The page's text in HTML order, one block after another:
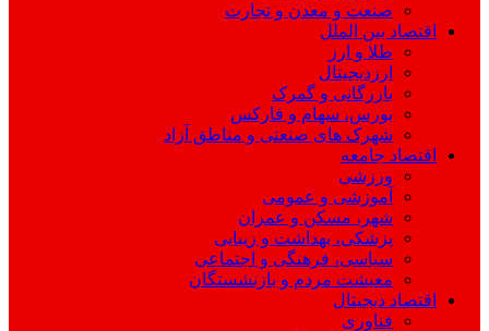
صنعت و معدن و تجارت
اقتصاد بین الملل
طلا و ارز
ارزدیجیتال
بازرگانی و گمرک
بورس، سهام و فارکس
شهرک های صنعتی و مناطق آزاد
اقتصاد جامعه
ورزشی
آموزشی و عمومی
شهر، مسکن و عمران
پزشکی، بهداشت و زیبایی
سیاسی، فرهنگی و اجتماعی
معیشت مردم و بازنشستگان
اقتصاد دیجیتال
فناوری